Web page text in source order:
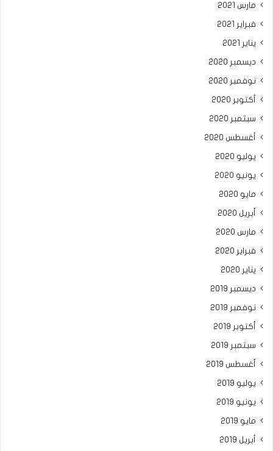
مارس 2021
فبراير 2021
يناير 2021
ديسمبر 2020
نوفمبر 2020
أكتوبر 2020
سبتمبر 2020
أغسطس 2020
يوليو 2020
يونيو 2020
مايو 2020
أبريل 2020
مارس 2020
فبراير 2020
يناير 2020
ديسمبر 2019
نوفمبر 2019
أكتوبر 2019
سبتمبر 2019
أغسطس 2019
يوليو 2019
يونيو 2019
مايو 2019
أبريل 2019